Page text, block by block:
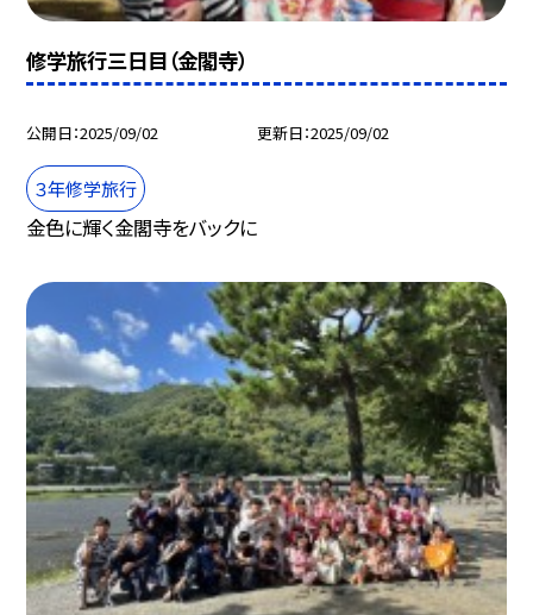
修学旅行三日目（金閣寺）
公開日 2025/09/02 更新日 2025/09/02
３年修学旅行
金色に輝く金閣寺をバックに